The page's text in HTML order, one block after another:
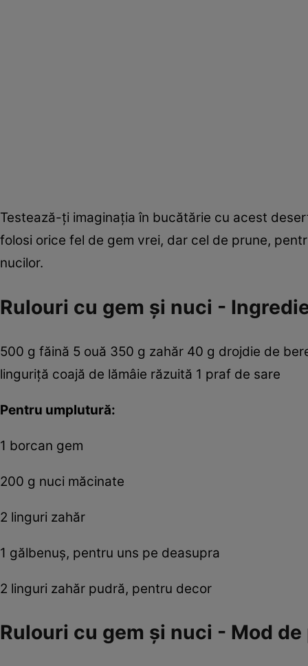
Testează-ţi imaginaţia în bucătărie cu acest
folosi orice fel de gem vrei, dar cel de prune,
nucilor.
Rulouri cu gem şi nuci -
500 g făină 5 ouă 350 g zahăr 40 g drojdie de
linguriţă coajă de lămâie răzuită 1 praf de sare
Pentru umplutură:
1 borcan gem
200 g nuci măcinate
2 linguri zahăr
1 gălbenuş, pentru uns pe deasupra
2 linguri zahăr pudră, pentru decor
Rulouri cu gem şi nuci - Mod de